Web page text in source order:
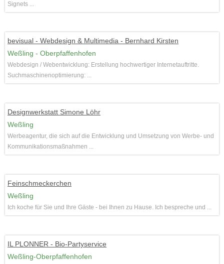
Signets ...
bevisual - Webdesign & Multimedia - Bernhard Kirsten
Weßling - Oberpfaffenhofen
Webdesign / Webentwicklung: Erstellung hochwertiger Internetauftritte.
Suchmaschinenoptimierung: ...
Designwerkstatt Simone Löhr
Weßling
Werbeagentur, die sich auf die Entwicklung und Umsetzung von Werbe- und
Kommunikationsmaßnahmen ...
Feinschmeckerchen
Weßling
Ich koche für Sie und Ihre Gäste - bei Ihnen zu Hause. Ich bespreche und ...
IL PLONNER - Bio-Partyservice
Weßling-Oberpfaffenhofen